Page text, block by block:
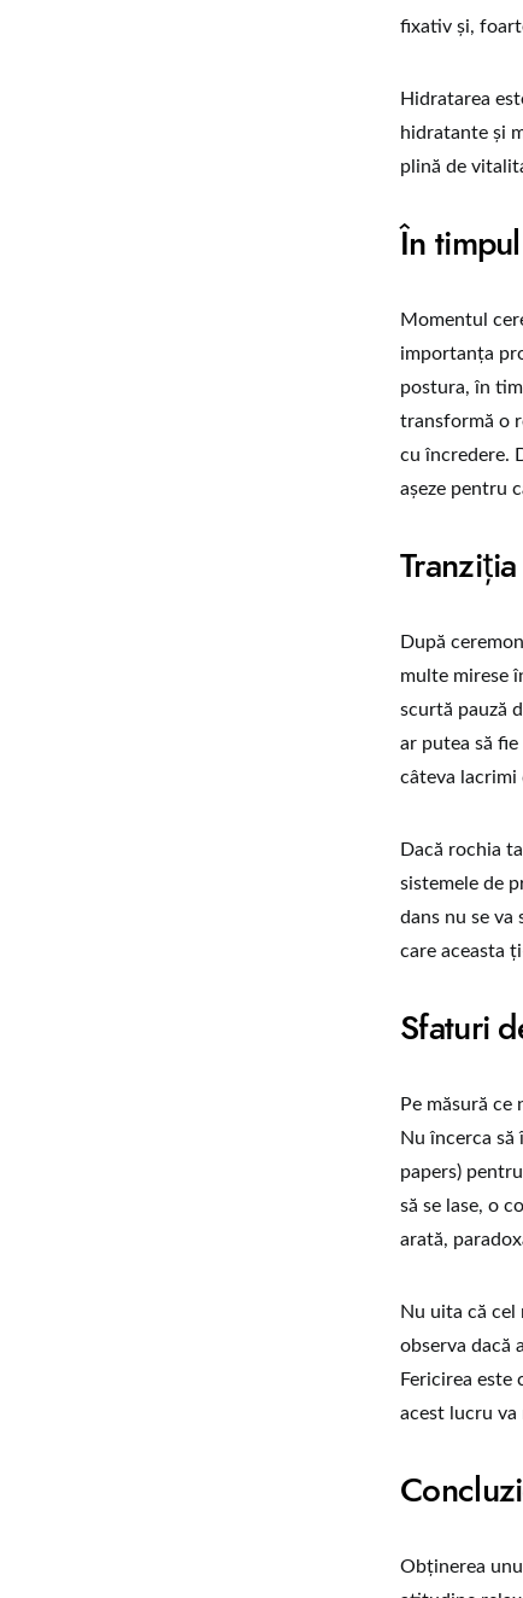
fixativ și,
Hidratarea
hidratante și
plină de
În
Momentul
importanța
postura, în
transformă o
cu încredere.
așeze pentru
După
multe mirese
scurtă pauză
ar putea să
câteva lacrimi
Dacă rochia
sistemele de
dans nu se
care aceasta
Sfaturi
Pe măsură
Nu încerca
papers)
să se lase, o
arată,
Nu uita că
observa dacă
Fericirea
acest lucru
Obținerea